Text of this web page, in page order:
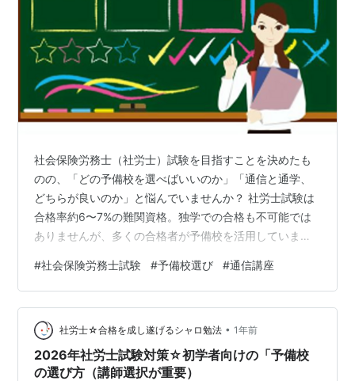
社会保険労務士（社労士）試験を目指すことを決めたも
のの、「どの予備校を選べばいいのか」「通信と通学、
どちらが良いのか」と悩んでいませんか？ 社労士試験は
合格率約6〜7%の難関資格。独学での合格も不可能では
ありませんが、多くの合格者が予備校を活用していま
短ルートとなります。 この記事では、社労士試験の指導
経験を踏まえ、初学者が押さえるべき予備校選びのポイ
ントを詳しく解説します。 社労士試験における予備校の
重要性 なぜ予備校が必要なのか 通信講座 vs 通学講座：
メリット・デメリット比較 通信講座のメリット・デメリ
ット 通学講座のメリット・デメリッ…
#社会保険労務士試験 #予備校選び #通信講座
社労士☆合格を成し遂げるシャロ勉法 • 1年前
2026年社労士試験対策☆初学者向けの「予備校
の選び方（講師選択が重要）